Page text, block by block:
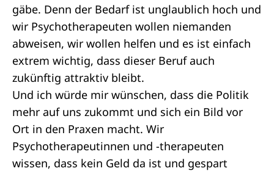
gäbe. Denn der Bedarf ist unglaublich hoch und
wir Psychotherapeuten wollen niemanden
abweisen, wir wollen helfen und es ist einfach
extrem wichtig, dass dieser Beruf auch
zukünftig attraktiv bleibt.
Und ich würde mir wünschen, dass die Politik
mehr auf uns zukommt und sich ein Bild vor
Ort in den Praxen macht. Wir
Psychotherapeutinnen und -therapeuten
wissen, dass kein Geld da ist und gespart